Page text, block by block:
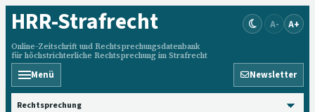
HRR-Strafrecht
Online-Zeitschrift und Rechtsprechungsdatenbank
für höchstrichterliche Rechtsprechung im Strafrecht
A- A+
Menü Newsletter
HRRS durchsuchen